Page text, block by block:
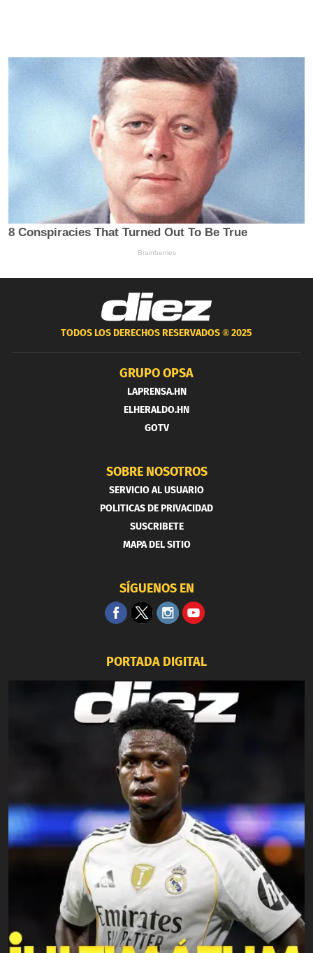
TODOS LOS DERECHOS RESERVADOS ®2025
GRUPO OPSA
LAPRENSA.HN
ELHERALDO.HN
GOTV
SOBRE NOSOTROS
SERVICIO AL USUARIO
POLITICAS DE PRIVACIDAD
SUSCRIBETE
MAPA DEL SITIO
SÍGUENOS EN
PORTADA DIGITAL